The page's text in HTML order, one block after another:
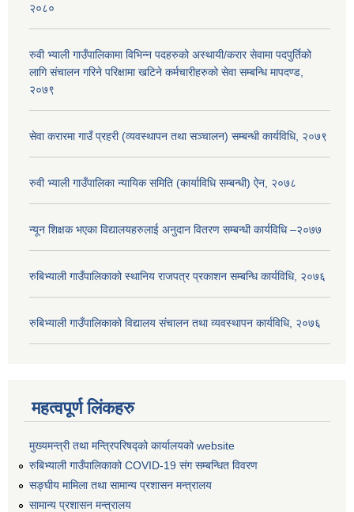
२०८०
रुवी भ्याली गाउँपालिकामा विभिन्न पदहरुको अस्थायी/करार सेवामा पदपुर्तिको
लागि संचालन गरिने परिक्षामा खटिने कर्मचारीहरुको सेवा सम्बन्धि मापदण्ड,
२०७९
सेवा करारमा गाउँ प्रहरी (व्यवस्थापन तथा सञ्चालन) सम्बन्धी कार्यविधि, २०७९
रुवी भ्याली गाउँपालिका न्यायिक समिति (कार्याविधि सम्बन्धी) ऐन, २०७८
न्यून शिक्षक भएका ‍विद्यालयहरुलाई अनुदान वितरण सम्बन्धी कार्यविधि –२०७७
रुबिभ्याली गाउँपालिकाको स्थानिय राजपत्र प्रकाशन सम्बन्धि कार्यविधि, २०७६
रुबिभ्याली गाउँपालिकाको विद्यालय संचालन तथा व्यवस्थापन कार्यविधि, २०७६
महत्वपूर्ण लिंकहरु
मुख्यमन्त्री तथा मन्त्रिपरिषद्को कार्यालयको website
रुबिभ्याली गाउँपालिकाको COVID-19 संग सम्बन्धित विवरण
सङ्‍घीय मामिला तथा सामान्य प्रशासन मन्त्रालय
सामान्य प्रशासन मन्त्रालय